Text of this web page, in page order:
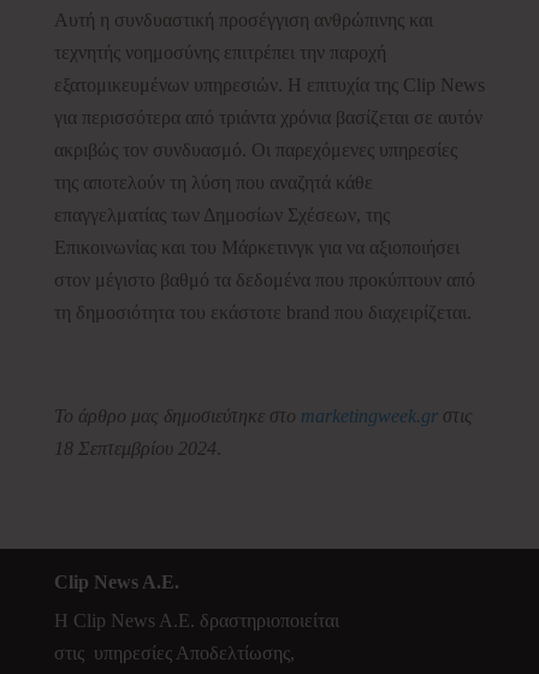
Αυτή η συνδυαστική προσέγγιση ανθρώπινης και
τεχνητής νοημοσύνης επιτρέπει την παροχή
εξατομικευμένων υπηρεσιών. Η επιτυχία της Clip News
για περισσότερα από τριάντα χρόνια βασίζεται σε αυτόν
ακριβώς τον συνδυασμό. Οι παρεχόμενες υπηρεσίες
της αποτελούν τη λύση που αναζητά κάθε
επαγγελματίας των Δημοσίων Σχέσεων, της
Επικοινωνίας και του Μάρκετινγκ για να αξιοποιήσει
στον μέγιστο βαθμό τα δεδομένα που προκύπτουν από
τη δημοσιότητα του εκάστοτε brand που διαχειρίζεται.
Το άρθρο μας δημοσιεύτηκε στο marketingweek.grστις
18 Σεπτεμβρίου 2024
Clip News A.E.
Η Clip News A.E. δραστηριοποιείται
στις υπηρεσίες Αποδελτίωσης,